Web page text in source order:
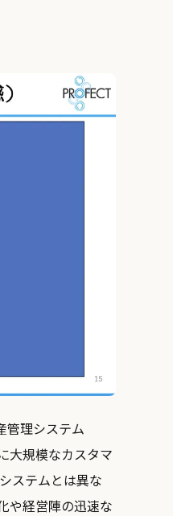
管理システム
大規模なカスタマ
ステムとは異な
や経営陣の迅速な